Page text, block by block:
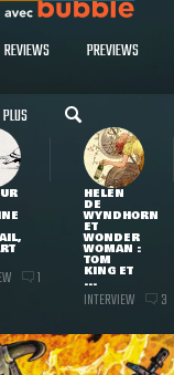
REVIEWS PREVIEWS
PLUS
1
HELEN
DE
WYNDHORN
ET
WONDER
WOMAN :
TOM
KING ET
...
INTERVIEW 3